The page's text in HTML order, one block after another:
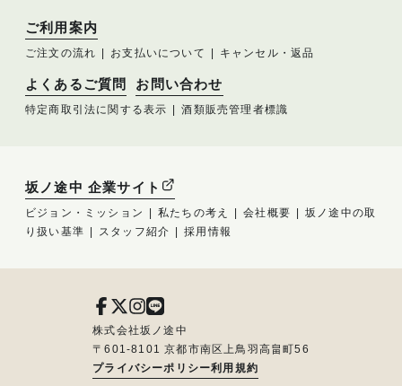
ご利用案内
ご注文の流れ お支払いについて キャンセル・返品
よくあるご質問 お問い合わせ
特定商取引法に関する表示 酒類販売管理者標識
坂ノ途中 企業サイト
ビジョン・ミッション 私たちの考え 会社概要
坂ノ途中の取
り扱い基準
スタッフ紹介 採用情報
株式会社坂ノ途中
〒601-8101 京都市南区上鳥羽高畠町56
プライバシーポリシー利用規約